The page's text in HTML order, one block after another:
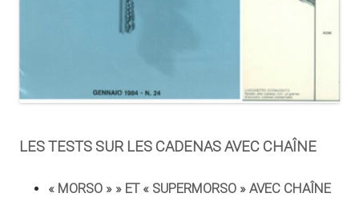
LES TESTS SUR LES CADENAS AVEC CHAÎNE
« MORSO » » ET « SUPERMORSO » AVEC CHAÎNE